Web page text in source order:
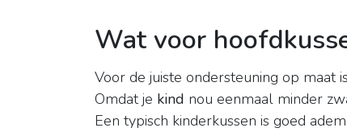
Wat voor
Voor de juiste ondersteuning op maat
Omdat je kind nou eenmaal minder
Een typisch kinderkussen is goed